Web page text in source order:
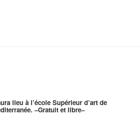
lieu à l’école Supérieur d’art de
–Gratuit et libre–